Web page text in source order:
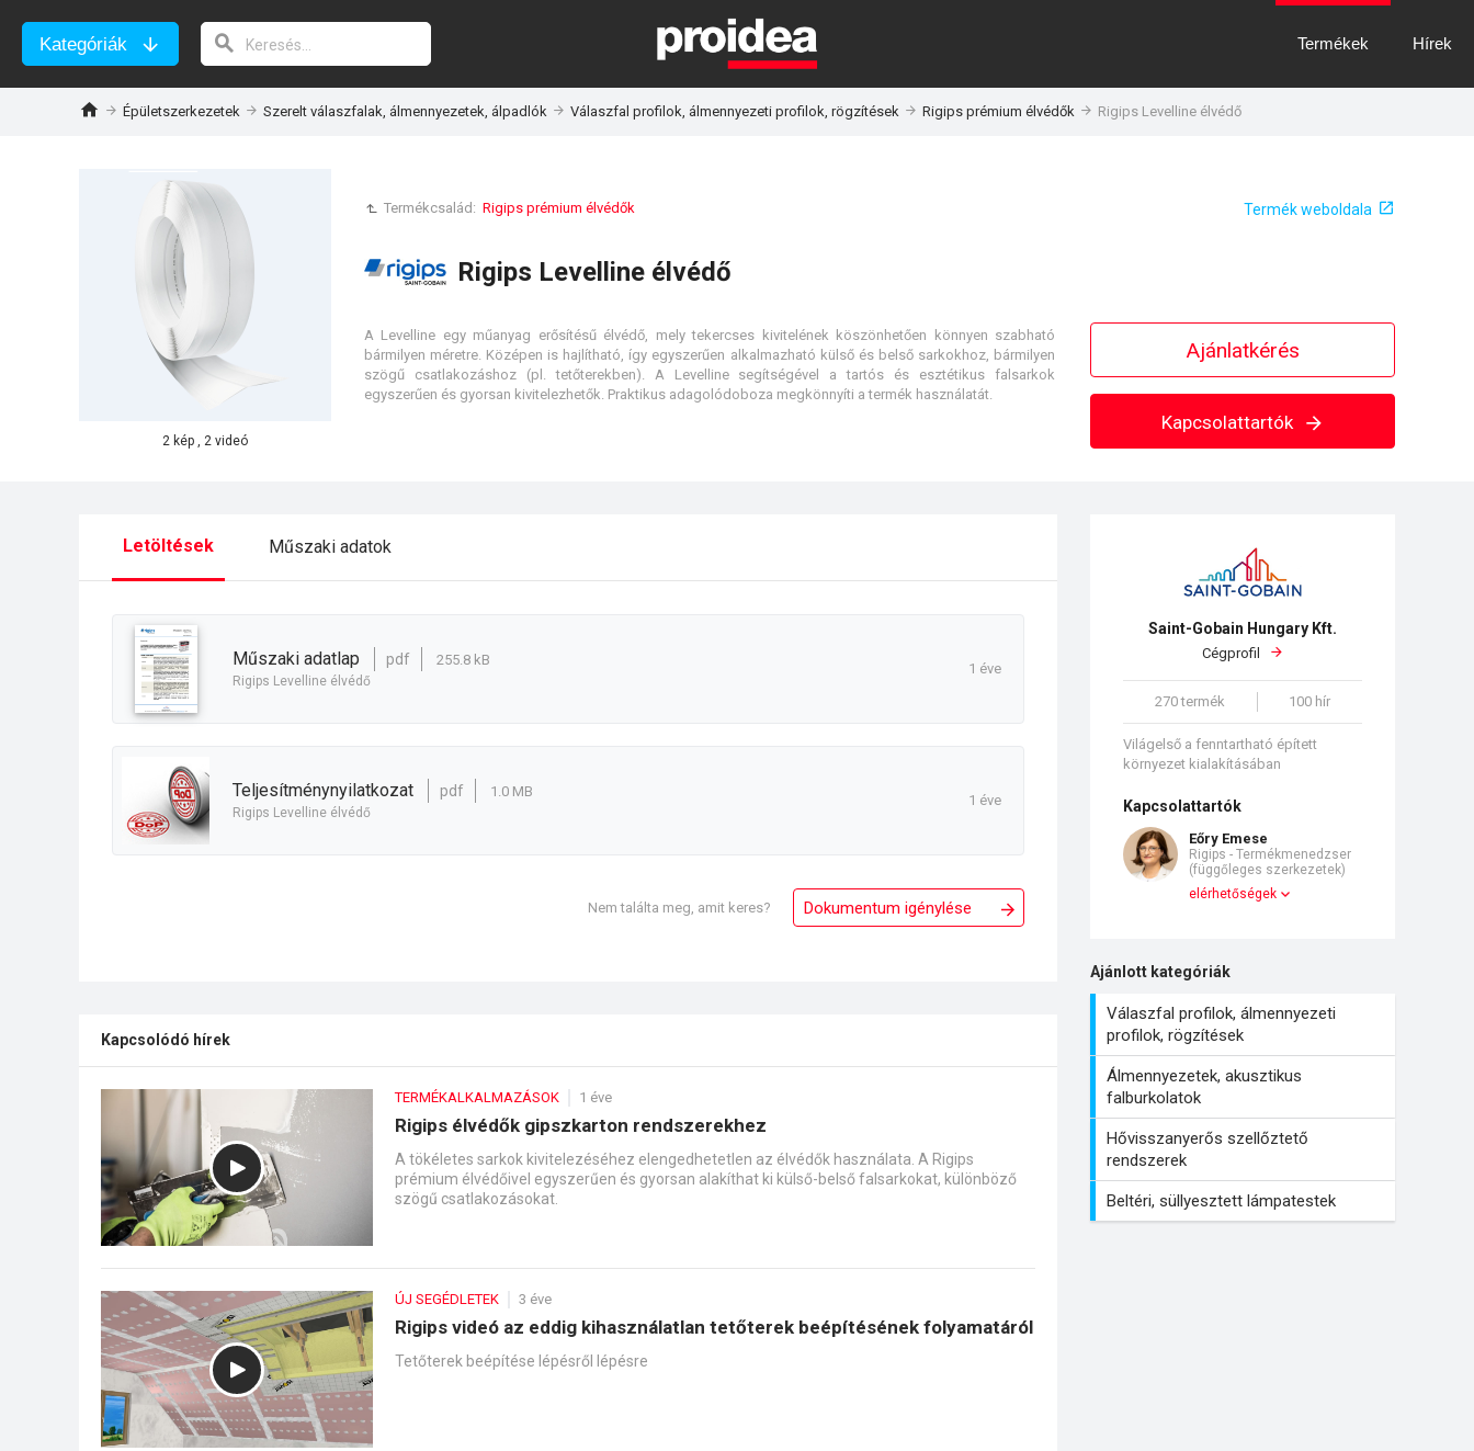
Kategóriák Termékek Hírek
Épületszerkezetek Szerelt válaszfalak, álmennyezetek, álpadlók Válaszfal profilok, álmennyezeti profilok, rögzítések Rigips prémium élvédők Rigips Levelline élvédő
Termékcsalád: Rigips prémium élvédők Termék weboldala
Rigips Levelline élvédő
2 kép , 2 videó
A Levelline egy műanyag erősítésű élvédő, mely tekercses kivitelének köszönhetően könnyen szabható
bármilyen méretre. Középen is hajlítható, így egyszerűen alkalmazható külső és belső sarkokhoz, bármilyen
szögű csatlakozáshoz (pl. tetőterekben). A Levelline segítségével a tartós és esztétikus falsarkok
egyszerűen és gyorsan kivitelezhetők. Praktikus adagolódoboza megkönnyíti a termék használatát.
Ajánlatkérés
Kapcsolattartók
Saint-Gobain Hungary Kft.
Cégprofil
270 termék 100 hír
Világelső a fenntartható épített
környezet kialakításában
Kapcsolattartók
Eőry Emese
Rigips - Termékmenedzser
(függőleges szerkezetek)
elérhetőségek
Ajánlott kategóriák
Válaszfal profilok, álmennyezeti
profilok, rögzítések
Álmennyezetek, akusztikus
falburkolatok
Hővisszanyerős szellőztető
rendszerek
Beltéri, süllyesztett lámpatestek
Letöltések Műszaki adatok
műszaki adatlap pdf 255.8 kB
Rigips Levelline élvédő
1 éve
teljesítménynyilatkozat pdf 1.0 MB
Rigips Levelline élvédő
1 éve
Nem találta meg, amit keres? Dokumentum igénylése
Kapcsolódó hírek
TERMÉKALKALMAZÁSOK 1 éve
Rigips élvédők gipszkarton rendszerekhez
A tökéletes sarkok kivitelezéséhez elengedhetetlen az élvédők használata. A Rigips
prémium élvédőivel egyszerűen és gyorsan alakíthat ki külső-belső falsarkokat, különböző
szögű csatlakozásokat.
ÚJ SEGÉDLETEK 3 éve
Rigips videó az eddig kihasználatlan tetőterek beépítésének folyamatáról
Tetőterek beépítése lépésről lépésre